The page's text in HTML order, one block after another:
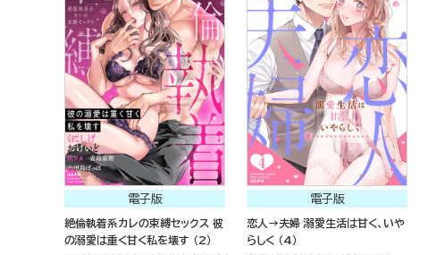
電子版
絶倫執着系カレの束縛セックス 彼
の溺愛は重く甘く私を壊す （2）
電子版
恋人→夫婦 溺愛生活は甘く、いや
らしく （4）